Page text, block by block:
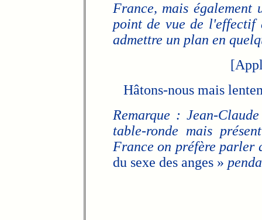
France, mais également
point de vue de l'effectif
admettre un plan en
Hâtons-nous mais
Remarque : Jean-
table-ronde mais
France on préfère parler
du sexe des anges »